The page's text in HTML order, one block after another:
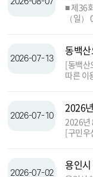
■ 제36
（일
예외: 6
2026-07-13
[동백산
따른 이
예약 및
동백산
（토）
4·5코
여러분
많은 양
2026-07-10
2026
2026년
[구민우
전종목
2026-07-02